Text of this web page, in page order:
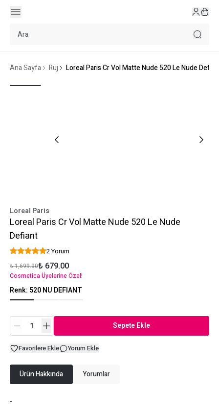
Ana Sayfa Ruj Loreal Paris Cr Vol Matte Nude 520 Le Nude
Loreal Paris
Loreal Paris Cr Vol Matte Nude 520 Le Nude
Defiant
2 Yorum
₺ 1,699.90₺ 679.00
Cosmetica Üyelerine Özel!
Renk: 520 NU DEFIANT
Sepete Ekle
Favorilere Ekle Yorum Ekle
Ürün Hakkında Yorumlar
-